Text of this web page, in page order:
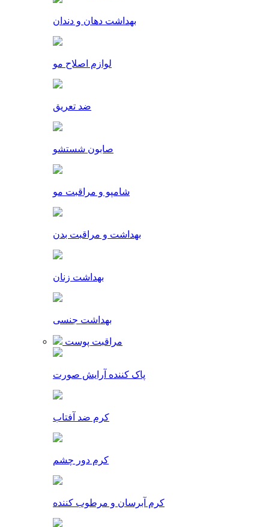
بهداشت دهان و دندان
لوازم اصلاح مو
ضد تعریق
صابون شستشو
شامپو و مراقبت مو
بهداشت و مراقبت بدن
بهداشت زنان
بهداشت جنسی
مراقبت پوست
پاک کننده آرایش صورت
کرم ضد آفتاب
کرم دور چشم
کرم آبرسان و مرطوب کننده